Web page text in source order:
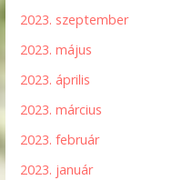
2023. szeptember
2023. május
2023. április
2023. március
2023. február
2023. január